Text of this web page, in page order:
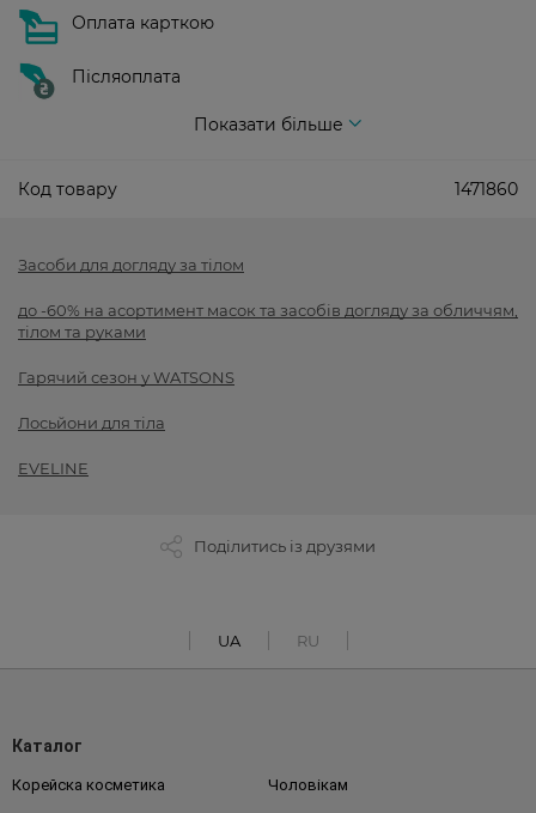
Оплата карткою
Післяоплата
Показати більше
Код товару 1471860
Засоби для догляду за тілом
до -60% на асортимент масок та засобів догляду за обличчям,
тілом та руками
Гарячий сезон у WATSONS
Лосьйони для тіла
EVELINE
Поділитись із друзями
UA RU
Каталог
Корейска косметика Чоловікам